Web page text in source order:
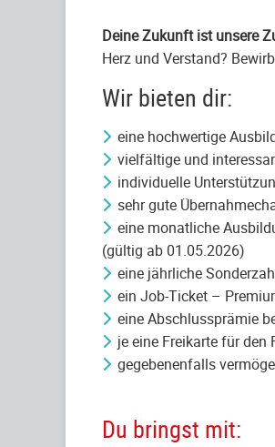
Deine Zukunft ist unsere
Herz und Verstand?
Wir bieten dir:
eine hochwertige
vielfältige und
individuelle
sehr gute
eine monatliche
(gültig ab 01.05.2026)
eine jährliche
ein Job-Ticket –
eine Abschlussprämie
je eine Freikarte für
gegebenenfalls
Du bringst mit: